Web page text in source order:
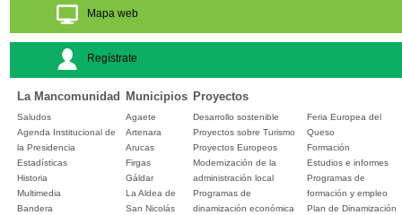
Mapa web
Regístrate
La Mancomunidad Municipios Proyectos
Saludos
Agenda Institucional de
la Presidencia
Estadísticas
Historia
Multimedia
Bandera
Agaete
Artenara
Arucas
Firgas
Gáldar
La Aldea de
San Nicolás
Desarrollo sostenible
Proyectos sobre Turismo
Proyectos Europeos
Modernización de la
administración local
Programas de
dinamización económica
Feria Europea del
Queso
Formación
Estudios e informes
Programas de
formación y empleo
Plan de Dinamización